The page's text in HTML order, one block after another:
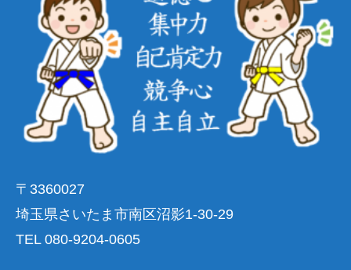
〒3360027
埼玉県さいたま市南区沼影1-30-29
TEL 080-9204-0605